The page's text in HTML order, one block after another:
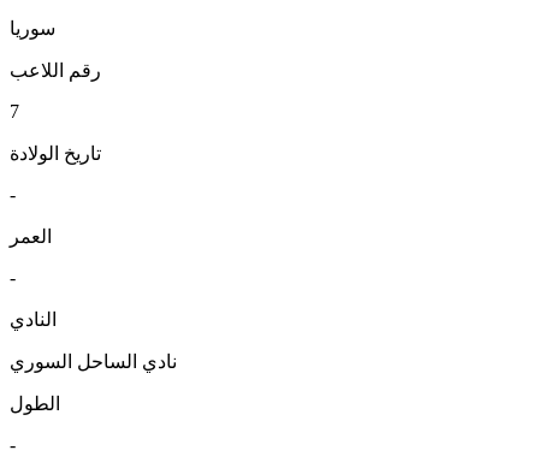
سوريا
رقم اللاعب
7
تاريخ الولادة
-
العمر
-
النادي
نادي الساحل السوري
الطول
-